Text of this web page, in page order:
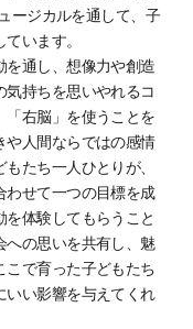
ージカルを通して、⼦
います。
を通し、想像⼒や創造
気持ちを思いやれるコ
「右脳」を使うことを
や人間ならではの感情
たち⼀⼈ひとりが、
わせて⼀つの⽬標を成
を体験してもらうこと
への思いを共有し、魅
こで育った⼦どもたち
いい影響を与えてくれ